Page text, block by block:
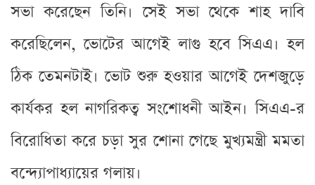
সভা করেছেন তিনি। সেই সভা থেকে শাহ দাবি
করেছিলেন, ভোটের আগেই লাগু হবে সিএএ। হল
ঠিক তেমনটাই। ভোট শুরু হওয়ার আগেই দেশজুড়ে
কার্যকর হল নাগরিকত্ব সংশোধনী আইন। সিএএ-র
বিরোধিতা করে চড়া সুর শোনা গেছে মুখ্যমন্ত্রী মমতা
বন্দ্যোপাধ্যায়ের গলায়।